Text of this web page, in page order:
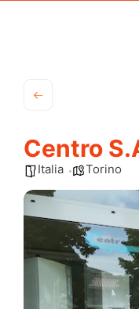
Centro
Italia Torino